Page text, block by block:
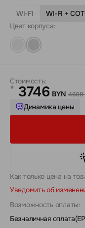
WI-FI
WI-FI +
Цвет корпуса:
Стоимость:
* 3746 BYN 4608
Динамика цены
Как только цена на
Уведомить об
Возможность оплаты:
Безналичная